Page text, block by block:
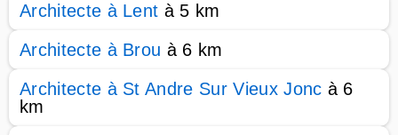
Architecte à Lent à 5 km
Architecte à Brou à 6 km
Architecte à St Andre Sur Vieux Jonc à 6
km